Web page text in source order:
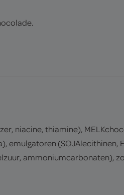
niacine, thiamine),
emulgatoren
ammoniumcarbonaten),